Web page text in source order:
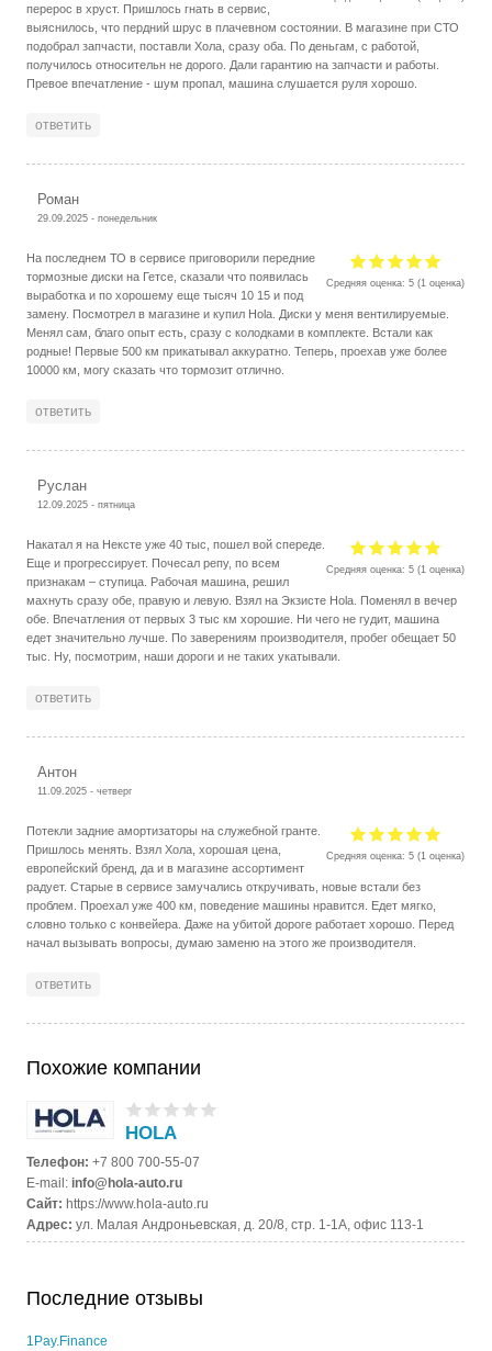
перерос в хруст. Пришлось гнать в сервис,
выяснилось, что пердний шрус в плачевном состоянии. В магазине при СТО
подобрал запчасти, поставли Хола, сразу оба. По деньгам, с работой,
получилось относительн не дорого. Дали гарантию на запчасти и работы.
Превое впечатление - шум пропал, машина слушается руля хорошо.
ответить
Роман
29.09.2025 - понедельник
Средняя оценка:5 (1 оценка)
На последнем ТО в сервисе приговорили передние
тормозные диски на Гетсе, сказали что появилась
выработка и по хорошему еще тысяч 10 15 и под
замену. Посмотрел в магазине и купил Hola. Диски у меня вентилируемые.
Менял сам, благо опыт есть, сразу с колодками в комплекте. Встали как
родные! Первые 500 км прикатывал аккуратно. Теперь, проехав уже более
10000 км, могу сказать что тормозит отлично.
ответить
Руслан
12.09.2025 - пятница
Средняя оценка:5 (1 оценка)
Накатал я на Нексте уже 40 тыс, пошел вой спереде.
Еще и прогрессирует. Почесал репу, по всем
признакам – ступица. Рабочая машина, решил
махнуть сразу обе, правую и левую. Взял на Экзисте Hola. Поменял в вечер
обе. Впечатления от первых 3 тыс км хорошие. Ни чего не гудит, машина
едет значительно лучше. По заверениям производителя, пробег обещает 50
тыс. Ну, посмотрим, наши дороги и не таких укатывали.
ответить
Антон
11.09.2025 - четверг
Средняя оценка:5 (1 оценка)
Потекли задние амортизаторы на служебной гранте.
Пришлось менять. Взял Хола, хорошая цена,
европейский бренд, да и в магазине ассортимент
радует. Старые в сервисе замучались откручивать, новые встали без
проблем. Проехал уже 400 км, поведение машины нравится. Едет мягко,
словно только с конвейера. Даже на убитой дороге работает хорошо. Перед
начал вызывать вопросы, думаю заменю на этого же производителя.
ответить
Похожие компании
HOLA
Телефон:+7 800 700-55-07
E-mail:info@hola-auto.ru
Сайт:https://www.hola-auto.ru
Адрес:ул. Малая Андроньевская, д. 20/8, стр. 1-1А, офис 113-1
Последние отзывы
1Pay.Finance